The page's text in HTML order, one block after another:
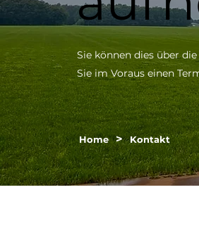
Sie können dies über
Sie im Voraus einen
Home > Kontakt